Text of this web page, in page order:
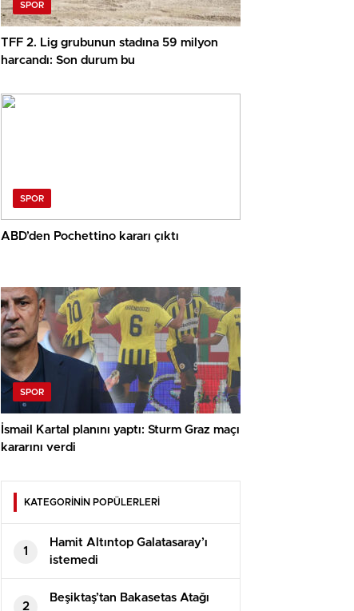
SPOR
TFF 2. Lig grubunun stadına 59 milyon
harcandı: Son durum bu
SPOR
ABD’den Pochettino kararı çıktı
SPOR
İsmail Kartal planını yaptı: Sturm Graz maçı
kararını verdi
KATEGORİNİN POPÜLERLERİ
1
Hamit Altıntop Galatasaray’ı
istemedi
2
Beşiktaş’tan Bakasetas Atağı